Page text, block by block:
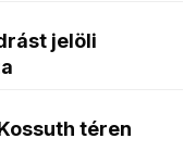
jelöli
téren